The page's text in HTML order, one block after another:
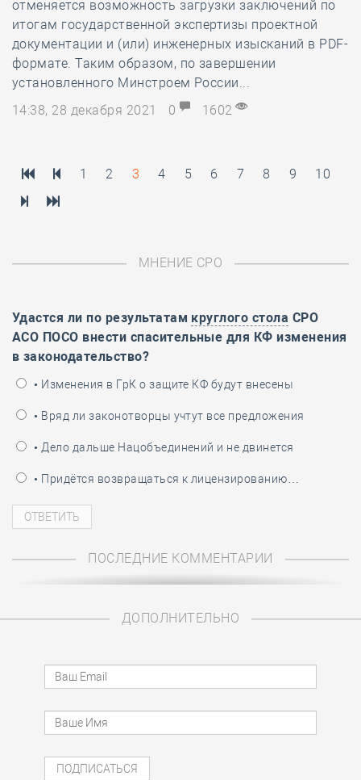
отменяется возможность загрузки заключений по
итогам государственной экспертизы проектной
документации и (или) инженерных изысканий в PDF-
формате. Таким образом, по завершении
установленного Минстроем России...
14:38, 28 декабря 2021
0 1602
1 2 3 4 5 6 7 8 9 10
МНЕНИЕ СРО
Удастся ли по результатам круглого стола СРО
АСО ПОСО внести спасительные для КФ изменения
в законодательство?
• Изменения в ГрК о защите КФ будут внесены
• Вряд ли законотворцы учтут все предложения
• Дело дальше Нацобъединений и не двинется
• Придётся возвращаться к лицензированию…
ПОСЛЕДНИЕ КОММЕНТАРИИ
ДОПОЛНИТЕЛЬНО